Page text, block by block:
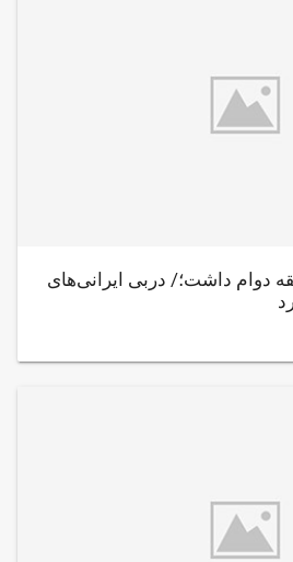
دوام داشت؛/ دربی ایرانی‌های